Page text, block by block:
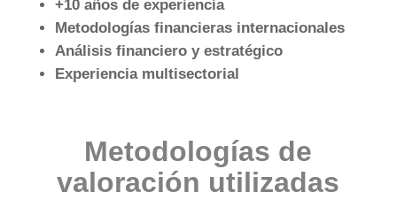
+10 años de experiencia
Metodologías financieras internacionales
Análisis financiero y estratégico
Experiencia multisectorial
Metodologías de
valoración utilizadas